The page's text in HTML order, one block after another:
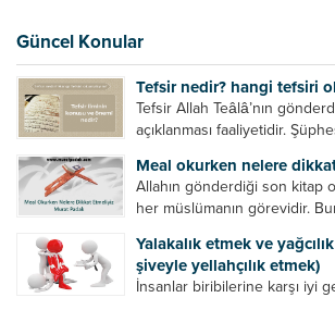
kurtulur. Ağaçlar onun
Güncel Konular
Tefsir nedir? hangi tefsiri
Tefsir Allah Teâlâ’nın
açıklanması faaliyetidir.
ayetleri peygamber
bunları izah ediyor/tefsir
Meal okurken nelere
Allahın gönderdiği son kitap
her müslümanın görevidir.
yollarla anlamaya
bir kelime olan meal;...
Yalakalık etmek ve
şiveyle yellahçılık etmek)
İnsanlar biribilerine karşı iyi